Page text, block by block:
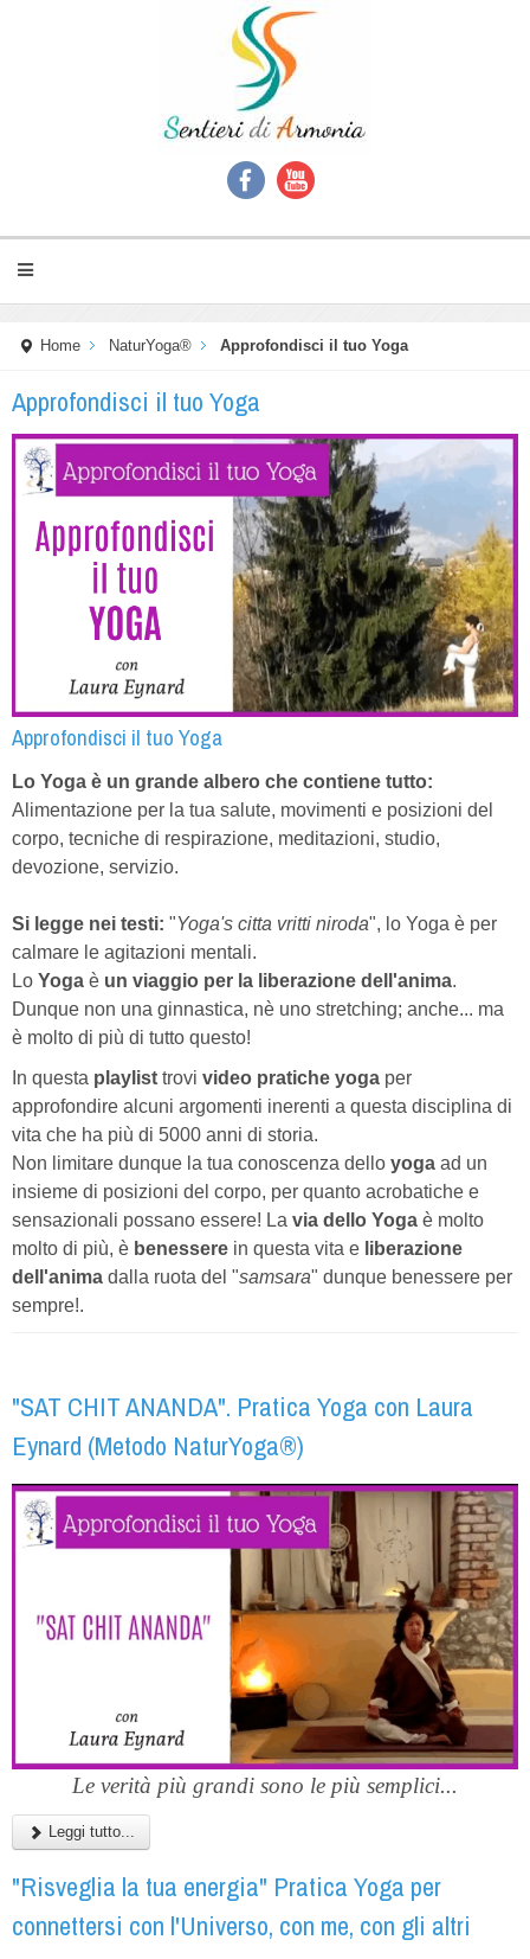
Home NaturYoga® Approfondisci il tuo Yoga
Approfondisci il tuo Yoga
Approfondisci il tuo Yoga
Lo Yoga è un grande albero che contiene tutto:
Alimentazione per la tua salute, movimenti e posizioni del
corpo, tecniche di respirazione, meditazioni, studio,
devozione, servizio.
Si legge nei testi: "Yoga's citta vritti niroda", lo Yoga è per
calmare le agitazioni mentali.
Lo Yoga è un viaggio per la liberazione dell'anima.
Dunque non una ginnastica, nè uno stretching; anche... ma
è molto di più di tutto questo!
In questa playlist trovi video pratiche yoga per
approfondire alcuni argomenti inerenti a questa disciplina di
vita che ha più di 5000 anni di storia.
Non limitare dunque la tua conoscenza dello yoga ad un
insieme di posizioni del corpo, per quanto acrobatiche e
sensazionali possano essere! La via dello Yoga è molto
molto di più, è benessere in questa vita e liberazione
dell'anima dalla ruota del "samsara" dunque benessere per
sempre!.
"SAT CHIT ANANDA". Pratica Yoga con Laura
Eynard (Metodo NaturYoga®)
Le verità più grandi sono le più semplici...
Leggi tutto...
"Risveglia la tua energia" Pratica Yoga per
connettersi con l'Universo, con me, con gli altri